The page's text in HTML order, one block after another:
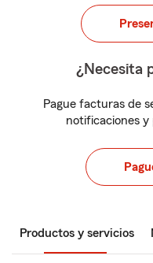
¿Necesita
Pague facturas de
notificaciones
Productos y servicios